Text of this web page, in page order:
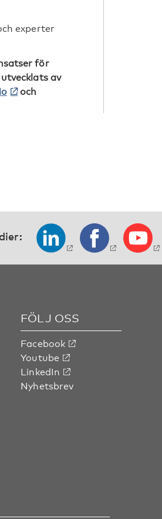
experter
för
av
och
FÖLJ OSS
Facebook
Youtube
LinkedIn
Nyhetsbrev